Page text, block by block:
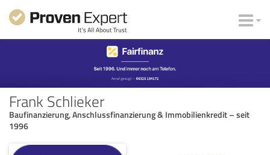
Frank Schlieker
Baufinanzierung, Anschlussfinanzierung & Immobilienkredit – seit
1996